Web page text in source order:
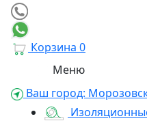
Корзина 0
Меню
Ваш город: